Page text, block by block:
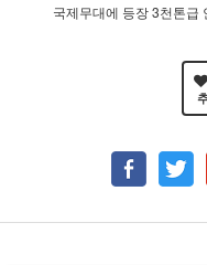
국제무대에 등장 3천톤급